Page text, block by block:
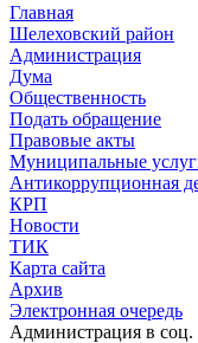
Главная
Шелеховский район
Администрация
Дума
Общественность
Подать обращение
Правовые акты
Муниципальные
Антикоррупционная
КРП
Новости
ТИК
Карта сайта
Архив
Электронная очередь
Администрация в соц.